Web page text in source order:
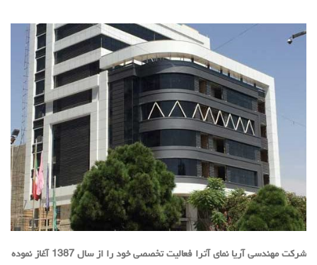
شرکت مهندسی آریا نمای آترا فعالیت تخصصی خود را از سال 1387 آغاز نموده